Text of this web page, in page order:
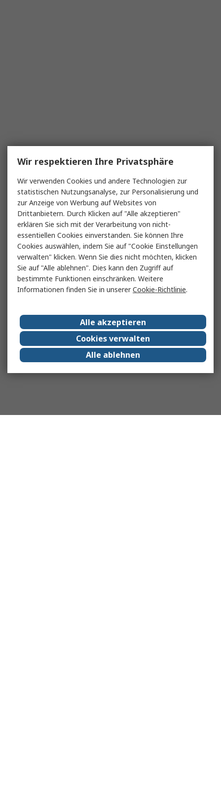
Wir respektieren Ihre Privatsphäre
Wir verwenden Cookies und andere Technologien zur
statistischen Nutzungsanalyse, zur Personalisierung und
zur Anzeige von Werbung auf Websites von
Drittanbietern. Durch Klicken auf "Alle akzeptieren"
erklären Sie sich mit der Verarbeitung von nicht-
essentiellen Cookies einverstanden. Sie können Ihre
Cookies auswählen, indem Sie auf "Cookie Einstellungen
verwalten" klicken. Wenn Sie dies nicht möchten, klicken
Sie auf "Alle ablehnen". Dies kann den Zugriff auf
bestimmte Funktionen einschränken. Weitere
Informationen finden Sie in unsererCookie-Richtlinie.
Alle akzeptieren
Cookies verwalten
Alle ablehnen